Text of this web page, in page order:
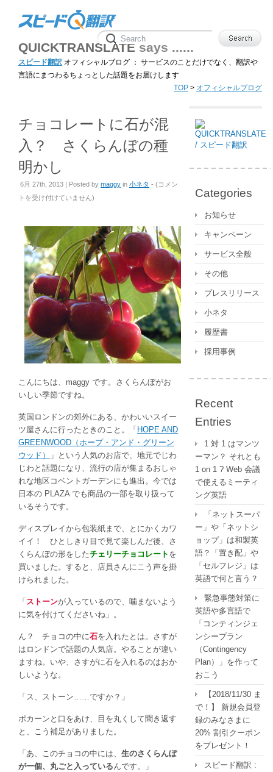
QUICKTRANSLATE says ......
スピード翻訳 オフィシャルブログ ： サービスのことだけでなく、翻訳や
言語にまつわるちょっとした話題をお届けします
TOP > オフィシャルブログ
チョコレートに石が混
入？ さくらんぼの種
明かし
6月 27th, 2013 | Posted by maggy in 小ネタ - (チ
ー
ト
が
混
入？
さ
く
ら
ん
の
明
か
は
コメン
トを受け付けていません)
こんにちは、maggy です。さくらんぼがお
いしい季節ですね。
英国ロンドンの郊外にある、かわいいスイー
ツ屋さんに行ったときのこと。「HOPE AND
GREENWOOD（ホープ・アンド・グリーン
ウッド）
」という人気のお店で、地元でじわ
じわと話題になり、流行の店が集まるおしゃ
れな地区コベントガーデンにも進出。今では
日本の PLAZA でも商品の一部を取り扱って
いるそうです。
ディスプレイから包装紙まで、とにかくカワ
イイ！ ひとしきり目で見て楽しんだ後、さ
くらんぼの形をしたチェリーチョコレート を
買いました。すると、店員さんにこう声を掛
けられました。
「 ストーンが入っているので、噛まないよう
に気を付けてくださいね」。
ん？ チョコの中に石を入れたとは。さすが
はロンドンで話題の人気店。やることが違い
ますね。いや、さすがに石を入れるのはおか
しいような。
「ス、ストーン……ですか？」
ポカーンと口をあけ、目を丸くして聞き返す
と、こう補足がありました。
「あ、このチョコの中には、 生のさくらんぼ
が一個、丸ごと入っている んです。」
Categories
お知らせ
キャンペーン
サービス全般
その他
プレスリリース
小ネタ
履歴書
採用事例
Recent
Entries
1 対 1 はマンツ
ーマン？ それとも
1 on 1 ? Web 会議
で使えるミーティ
ング英語
「ネットスーパ
ー」や「ネットシ
ョップ」は和製英
語？「置き配」や
「セルフレジ」は
英語で何と言う？
緊急事態対策に
英語や多言語で
「コンティンジェ
ンシープラン
（Contingency
Plan）」を作って
おこう
【2018/11/30 ま
で！】 新規会員登
録のみなさまに
20% 割引クーポン
をプレゼント！
スピード翻訳 :